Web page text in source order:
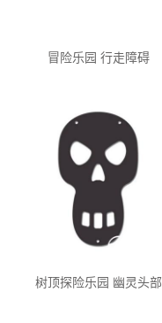
冒险乐园 行走障碍
树顶探险乐园 幽灵头部